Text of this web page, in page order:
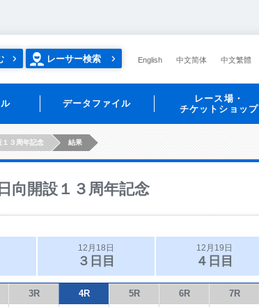
レーサー検索 English 中文简体 中文繁體
データファイル
レース場・
チケットショップ
１３周年記念 結果
向開設１３周年記念
12月18日
３日目
12月19日
４日目
3R 4R 5R 6R 7R